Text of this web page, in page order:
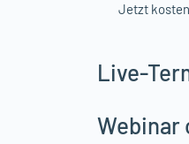
Jetzt
Live-
Webinar